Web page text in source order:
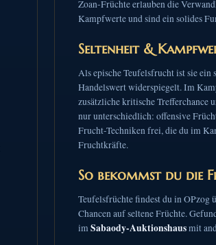
Zoan-Früchte erlauben die
Kampfwerte und sind ein solides
Seltenheit &
Als epische Teufelsfrucht ist sie
Handelswert widerspiegelt. Im
zusätzliche kritische Trefferchance
nur unterschiedlich: offensive
Frucht-Techniken frei, die du im
Fruchtkräfte.
So bekommst du die
Teufelsfrüchte findest du in OPzog
Chancen auf seltene Früchte.
im Sabaody-Auktionshausmit